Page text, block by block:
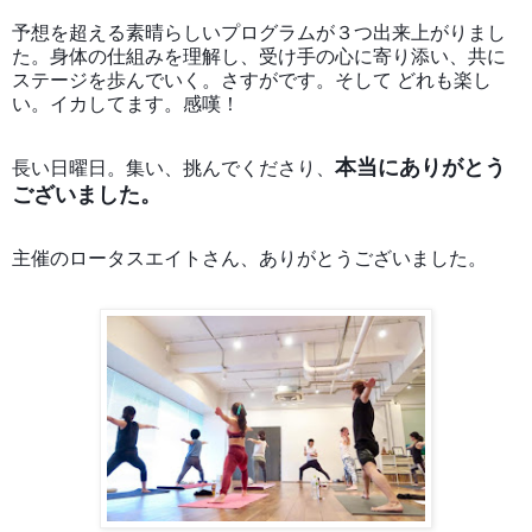
予想を超える素晴らしいプログラムが３つ出来上がりまし
た。身体の仕組みを理解し、受け手の心に寄り添い、共に
ステージを歩んでいく。さすがです。そして どれも楽し
い。イカしてます。感嘆！
長い日曜日。集い、挑んでくださり、 本当にありがとう
ございました。
主催のロータスエイトさん、ありがとうございました。